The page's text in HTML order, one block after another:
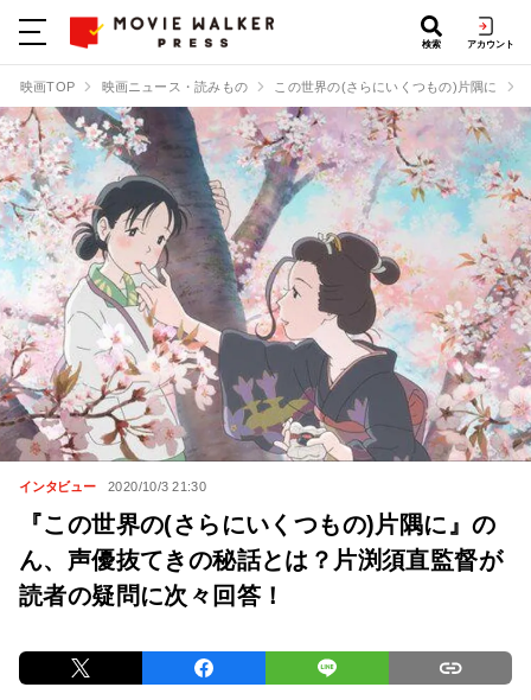
検索 アカウント
映画TOP 映画ニュース・読みもの この世界の(さらにいくつもの)片隅に
インタビュー 2020/10/3 21:30
『この世界の(さらにいくつもの)片隅に』の
ん、声優抜てきの秘話とは？片渕須直監督が
読者の疑問に次々回答！